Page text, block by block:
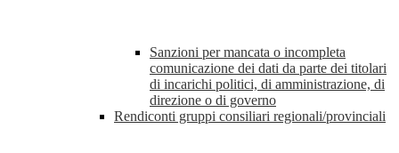
Sanzioni per mancata o incompleta
comunicazione dei dati da parte dei titolari
di incarichi politici, di amministrazione, di
direzione o di governo
Rendiconti gruppi consiliari regionali/provinciali